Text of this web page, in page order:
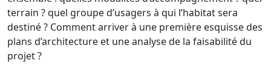
terrain ? quel groupe d’usagers à qui l’habitat sera
destiné ? Comment arriver à une première esquisse des
plans d’architecture et une analyse de la faisabilité du
projet ?